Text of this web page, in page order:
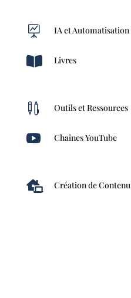
 IA et Automatisation
 Livres
 Outils et Ressources
 Chaînes YouTube
 Création de Contenu